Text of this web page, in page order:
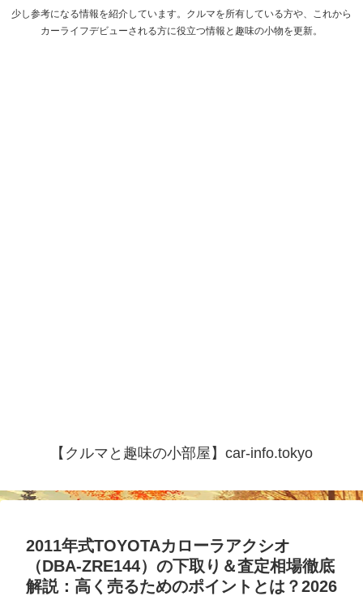
少し参考になる情報を紹介しています。クルマを所有している方や、これから
カーライフデビューされる方に役立つ情報と趣味の小物を更新。
【クルマと趣味の小部屋】car-info.tokyo
2011年式TOYOTAカローラアクシオ
（DBA-ZRE144）の下取り＆査定相場徹底
解説：高く売るためのポイントとは？2026